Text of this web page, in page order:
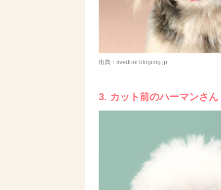
出典：livedoor.blogimg.jp
3. カット前のハーマンさん